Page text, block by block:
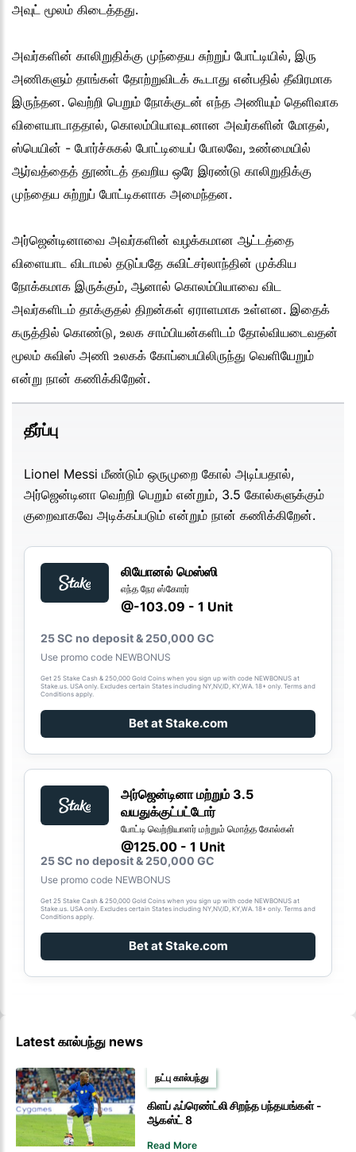
அவுட் மூலம் கிடைத்தது.
அவர்களின் காலிறுதிக்கு முந்தைய சுற்றுப் போட்டியில், இரு
அணிகளும் தாங்கள் தோற்றுவிடக் கூடாது என்பதில் தீவிரமாக
இருந்தன. வெற்றி பெறும் நோக்குடன் எந்த அணியும் தெளிவாக
விளையாடாததால், கொலம்பியாவுடனான அவர்களின் மோதல்,
ஸ்பெயின் - போர்ச்சுகல் போட்டியைப் போலவே, உண்மையில்
ஆர்வத்தைத் தூண்டத் தவறிய ஒரே இரண்டு காலிறுதிக்கு
முந்தைய சுற்றுப் போட்டிகளாக அமைந்தன.
அர்ஜென்டினாவை அவர்களின் வழக்கமான ஆட்டத்தை
விளையாட விடாமல் தடுப்பதே சுவிட்சர்லாந்தின் முக்கிய
நோக்கமாக இருக்கும், ஆனால் கொலம்பியாவை விட
அவர்களிடம் தாக்குதல் திறன்கள் ஏராளமாக உள்ளன. இதைக்
கருத்தில் கொண்டு, உலக சாம்பியன்களிடம் தோல்வியடைவதன்
மூலம் சுவிஸ் அணி உலகக் கோப்பையிலிருந்து வெளியேறும்
என்று நான் கணிக்கிறேன்.
தீர்ப்பு
Lionel Messi மீண்டும் ஒருமுறை கோல் அடிப்பதால்,
அர்ஜென்டினா வெற்றி பெறும் என்றும், 3.5 கோல்களுக்கும்
குறைவாகவே அடிக்கப்படும் என்றும் நான் கணிக்கிறேன்.
லியோனல் மெஸ்ஸி
எந்த நேர ஸ்கோரர்
@-103.09 - 1 Unit
25 SC no deposit & 250,000 GC
Use promo code NEWBONUS
Get 25 Stake Cash & 250,000 Gold Coins when you sign up with code NEWBONUS at
Stake.us. USA only. Excludes certain States including NY,NV,ID, KY,WA. 18+ only. Terms and
Conditions apply.
Bet at Stake.com
அர்ஜென்டினா மற்றும் 3.5
வயதுக்குட்பட்டோர்
போட்டி வெற்றியாளர் மற்றும் மொத்த கோல்கள்
@125.00 - 1 Unit
25 SC no deposit & 250,000 GC
Use promo code NEWBONUS
Get 25 Stake Cash & 250,000 Gold Coins when you sign up with code NEWBONUS at
Stake.us. USA only. Excludes certain States including NY,NV,ID, KY,WA. 18+ only. Terms and
Conditions apply.
Bet at Stake.com
Latest கால்பந்து news
நட்பு கால்பந்து
கிளப் ஃப்ரெண்ட்லி சிறந்த பந்தயங்கள் -
ஆகஸ்ட் 8
Read More